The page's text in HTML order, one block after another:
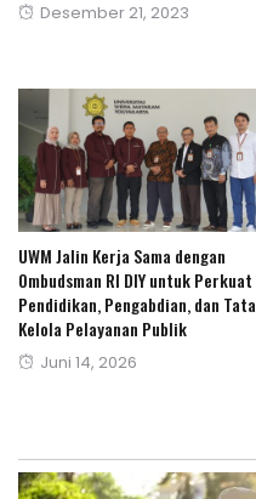
Posted
Desember 21, 2023
UWM Jalin Kerja Sama dengan
Ombudsman RI DIY untuk Perkuat
Pendidikan, Pengabdian, dan Tata
Kelola Pelayanan Publik
Posted
Juni 14, 2026